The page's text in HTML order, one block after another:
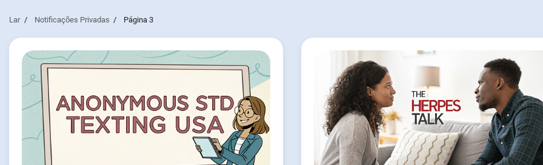
Lar Notificações Privadas Página 3